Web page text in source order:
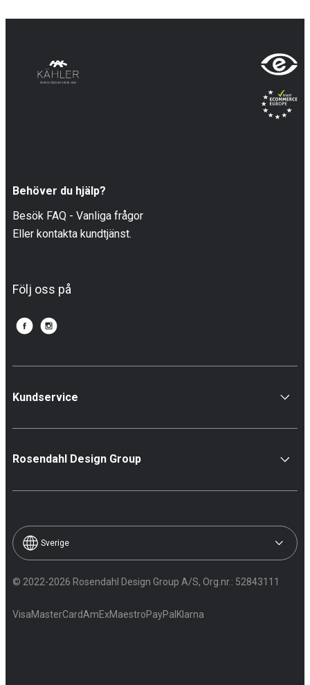
Behöver du hjälp?
Besök FAQ - Vanliga frågor
Eller kontakta kundtjänst.
Följ oss på
Kundservice
Rosendahl Design Group
© 2022-2026 Rosendahl Design Group A/S, Org.nr.: 52843111
VisaMasterCardAmExMaestroPayPalKlarna
Sverige